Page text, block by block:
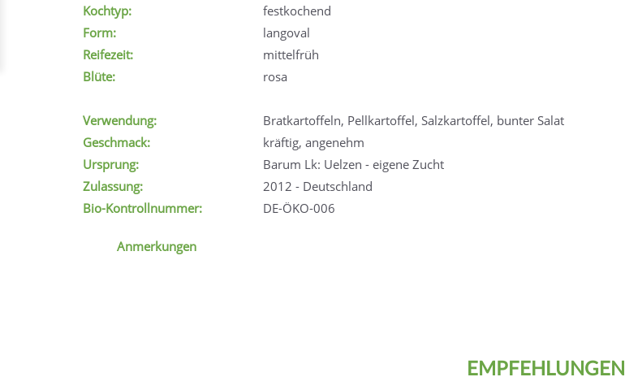
Kochtyp:
festkochend
Form:
langoval
Reifezeit:
mittelfrüh
Blüte:
rosa
Verwendung:
Bratkartoffeln, Pellkartoffel, Salzkartoffel, bunter Salat
Geschmack:
kräftig, angenehm
Ursprung:
Barum Lk: Uelzen - eigene Zucht
Zulassung:
2012 - Deutschland
Bio-Kontrollnummer:
DE-ÖKO-006
Anmerkungen
EMPFEHLUNGEN